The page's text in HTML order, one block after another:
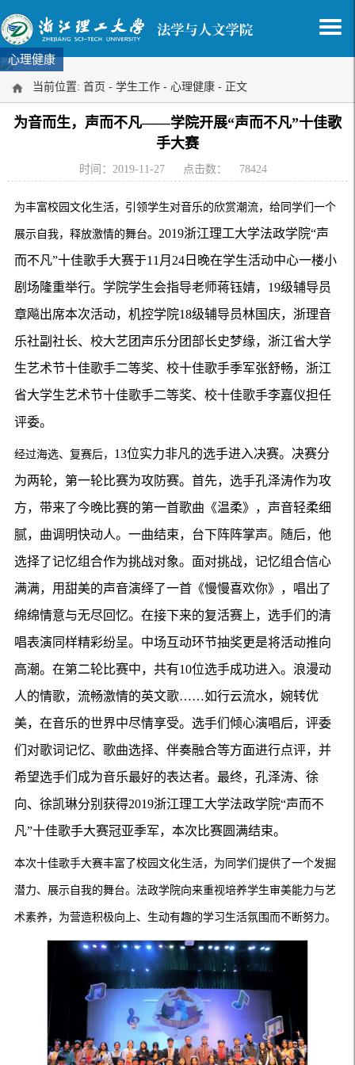
心理健康
当前位置: 首页 - 学生工作 - 心理健康 - 正文
为音而生，声而不凡——学院开展“声而不凡”十佳歌
手大赛
时间：2019-11-27 点击数： 78424
为丰富校园文化生活，引领学生对音乐的欣赏潮流，给同学们一个
展示自我，释放激情的舞台。 2019浙江理工大学法政学院“声
而不凡”十佳歌手大赛于11月24日晚在学生活动中心一楼小
剧场隆重举行。学院学生会指导老师蒋钰婧，19级辅导员
章飚出席本次活动，机控学院18级辅导员林国庆，浙理音
乐社副社长、校大艺团声乐分团部长史梦缘，浙江省大学
生艺术节十佳歌手二等奖、校十佳歌手季军张舒畅，浙江
省大学生艺术节十佳歌手二等奖、校十佳歌手李嘉仪担任
评委。
经过海选、复赛后， 13位实力非凡的选手进入决赛。决赛分
为两轮，第一轮比赛为攻防赛。首先，选手孔泽涛作为攻
方，带来了今晚比赛的第一首歌曲《温柔》，声音轻柔细
腻，曲调明快动人。一曲结束，台下阵阵掌声。随后，他
选择了记忆组合作为挑战对象。面对挑战，记忆组合信心
满满，用甜美的声音演绎了一首《慢慢喜欢你》，唱出了
绵绵情意与无尽回忆。在接下来的复活赛上，选手们的清
唱表演同样精彩纷呈。中场互动环节抽奖更是将活动推向
高潮。在第二轮比赛中，共有10位选手成功进入。浪漫动
人的情歌，流畅激情的英文歌……如行云流水，婉转优
美，在音乐的世界中尽情享受。选手们倾心演唱后，评委
们对歌词记忆、歌曲选择、伴奏融合等方面进行点评，并
希望选手们成为音乐最好的表达者。最终，孔泽涛、徐
向、徐凯琳分别获得2019浙江理工大学法政学院“声而不
凡”十佳歌手大赛冠亚季军，本次比赛圆满结束。
本次十佳歌手大赛丰富了校园文化生活，为同学们提供了一个发掘
潜力、展示自我的舞台。法政学院向来重视培养学生审美能力与艺
术素养，为营造积极向上、生动有趣的学习生活氛围而不断努力。